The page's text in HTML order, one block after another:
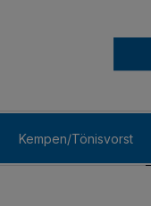
Kempen/Tönisvorst